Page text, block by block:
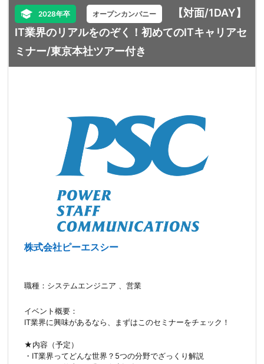
2028年卒 オープンカンパニー
【対面/1DAY】
IT業界のリアルをのぞく！初めてのITキャリアセ
ミナー/東京本社ツアー付き
株式会社ピーエスシー
職種：システムエンジニア 、営業
イベント概要：
IT業界に興味があるなら、まずはこのセミナーをチェック！
★内容（予定）
・IT業界ってどんな世界？5つの分野でざっくり解説